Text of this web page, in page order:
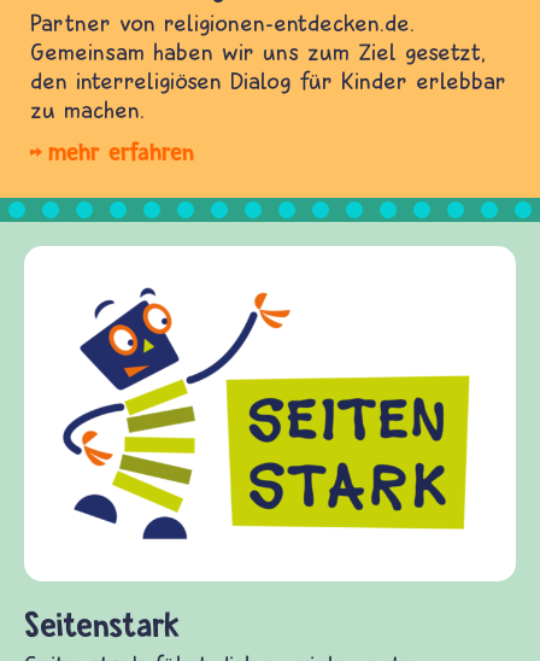
Partner von religionen-entdecken.de.
Gemeinsam haben wir uns zum Ziel gesetzt,
den interreligiösen Dialog für Kinder erlebbar
zu machen.
mehr erfahren
Seitenstark